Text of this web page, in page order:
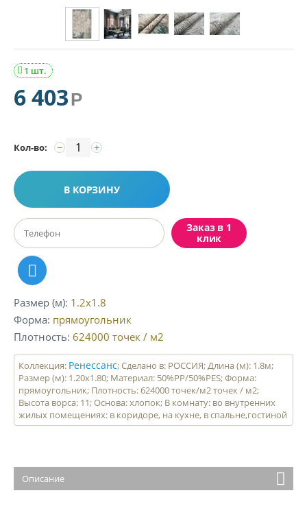
1 шт.

6 403Р
Кол-во: +
−
В КОРЗИНУ
Заказ в 1
клик
Размер (м) 1.2x1.8
Форма прямоугольник
Плотность 624000 точек / м2
Коллекция: Ренессанс; Сделано в: РОССИЯ; Длина (м): 1.8м;
Размер (м): 1.20x1.80; Материал: 50%PP/50%PES; Форма:
прямоугольник; Плотность: 624000 точек/м2 точек / м2;
Высота ворса: 11; Основа: хлопок; В комнату: во внутренних
жилых помещениях: в коридоре, на кухне, в спальне,гостиной
Описание